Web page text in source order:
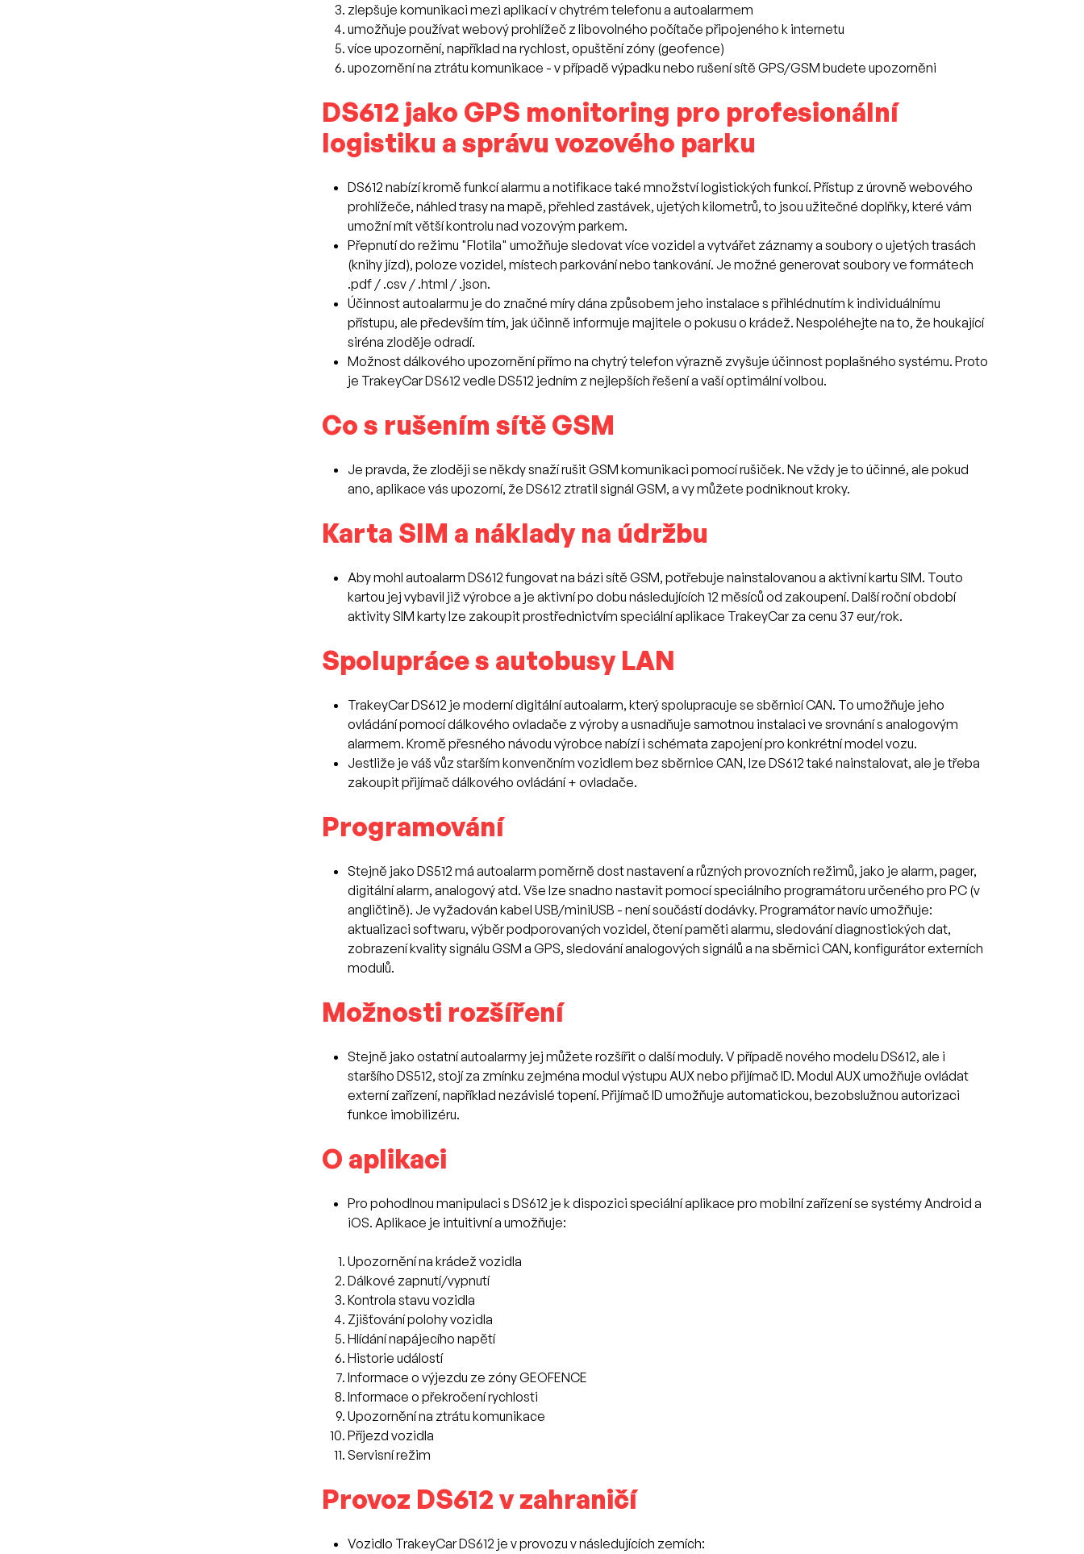
zlepšuje komunikaci mezi aplikací v chytrém telefonu a autoalarmem
umožňuje používat webový prohlížeč z libovolného počítače připojeného k internetu
více upozornění, například na rychlost, opuštění zóny (geofence)
upozornění na ztrátu komunikace - v případě výpadku nebo rušení sítě GPS/GSM budete upozorněni
DS612 jako GPS monitoring pro profesionální
logistiku a správu vozového parku
DS612 nabízí kromě funkcí alarmu a notifikace také množství logistických funkcí. Přístup z úrovně webového
prohlížeče, náhled trasy na mapě, přehled zastávek, ujetých kilometrů, to jsou užitečné doplňky, které vám
umožní mít větší kontrolu nad vozovým parkem.
Přepnutí do režimu "Flotila" umožňuje sledovat více vozidel a vytvářet záznamy a soubory o ujetých trasách
(knihy jízd), poloze vozidel, místech parkování nebo tankování. Je možné generovat soubory ve formátech
.pdf / .csv / .html / .json.
Účinnost autoalarmu je do značné míry dána způsobem jeho instalace s přihlédnutím k individuálnímu
přístupu, ale především tím, jak účinně informuje majitele o pokusu o krádež. Nespoléhejte na to, že houkající
siréna zloděje odradí.
Možnost dálkového upozornění přímo na chytrý telefon výrazně zvyšuje účinnost poplašného systému. Proto
je TrakeyCar DS612 vedle DS512 jedním z nejlepších řešení a vaší optimální volbou.
Co s rušením sítě GSM
Je pravda, že zloději se někdy snaží rušit GSM komunikaci pomocí rušiček. Ne vždy je to účinné, ale pokud
ano, aplikace vás upozorní, že DS612 ztratil signál GSM, a vy můžete podniknout kroky.
Karta SIM a náklady na údržbu
Aby mohl autoalarm DS612 fungovat na bázi sítě GSM, potřebuje nainstalovanou a aktivní kartu SIM. Touto
kartou jej vybavil již výrobce a je aktivní po dobu následujících 12 měsíců od zakoupení. Další roční období
aktivity SIM karty lze zakoupit prostřednictvím speciální aplikace TrakeyCar za cenu 37 eur/rok.
Spolupráce s autobusy LAN
TrakeyCar DS612 je moderní digitální autoalarm, který spolupracuje se sběrnicí CAN. To umožňuje jeho
ovládání pomocí dálkového ovladače z výroby a usnadňuje samotnou instalaci ve srovnání s analogovým
alarmem. Kromě přesného návodu výrobce nabízí i schémata zapojení pro konkrétní model vozu.
Jestliže je váš vůz starším konvenčním vozidlem bez sběrnice CAN, lze DS612 také nainstalovat, ale je třeba
zakoupit přijímač dálkového ovládání + ovladače.
Programování
Stejně jako DS512 má autoalarm poměrně dost nastavení a různých provozních režimů, jako je alarm, pager,
digitální alarm, analogový atd. Vše lze snadno nastavit pomocí speciálního programátoru určeného pro PC (v
angličtině). Je vyžadován kabel USB/miniUSB - není součástí dodávky. Programátor navíc umožňuje:
aktualizaci softwaru, výběr podporovaných vozidel, čtení paměti alarmu, sledování diagnostických dat,
zobrazení kvality signálu GSM a GPS, sledování analogových signálů a na sběrnici CAN, konfigurátor externích
modulů.
Možnosti rozšíření
Stejně jako ostatní autoalarmy jej můžete rozšířit o další moduly. V případě nového modelu DS612, ale i
staršího DS512, stojí za zmínku zejména modul výstupu AUX nebo přijímač ID. Modul AUX umožňuje ovládat
externí zařízení, například nezávislé topení. Přijímač ID umožňuje automatickou, bezobslužnou autorizaci
funkce imobilizéru.
O aplikaci
Pro pohodlnou manipulaci s DS612 je k dispozici speciální aplikace pro mobilní zařízení se systémy Android a
iOS. Aplikace je intuitivní a umožňuje:
Upozornění na krádež vozidla
Dálkové zapnutí/vypnutí
Kontrola stavu vozidla
Zjišťování polohy vozidla
Hlídání napájecího napětí
Historie událostí
Informace o výjezdu ze zóny GEOFENCE
Informace o překročení rychlosti
Upozornění na ztrátu komunikace
Příjezd vozidla
Servisní režim
Provoz DS612 v zahraničí
Vozidlo TrakeyCar DS612 je v provozu v následujících zemích: